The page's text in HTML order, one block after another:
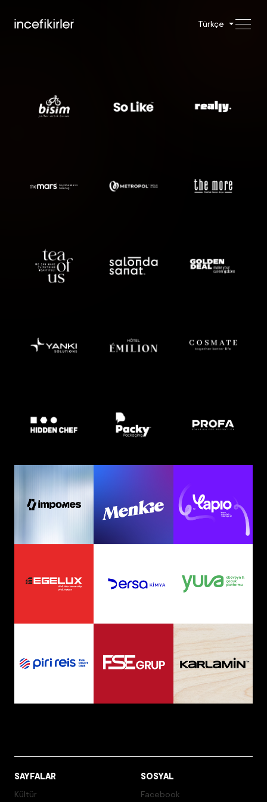
Türkçe
SAYFALAR
Kültür
SOSYAL
Facebook